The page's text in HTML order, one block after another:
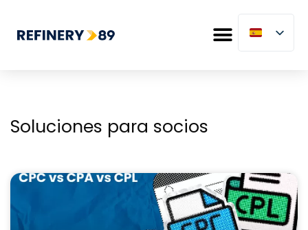
Soluciones para socios